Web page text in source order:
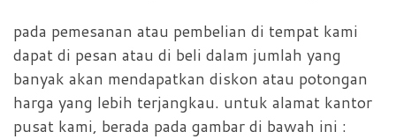
pada pemesanan atau pembelian di tempat kami
dapat di pesan atau di beli dalam jumlah yang
banyak akan mendapatkan diskon atau potongan
harga yang lebih terjangkau. untuk alamat kantor
pusat kami, berada pada gambar di bawah ini :